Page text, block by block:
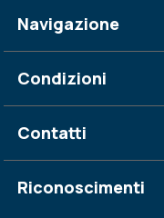
Navigazione
Condizioni
Contatti
Riconoscimenti